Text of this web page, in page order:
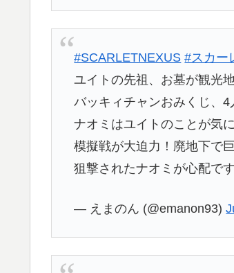
#SCARLETNEXUS #スカー
ユイトの先祖、お墓が観光
バッキィチャンおみくじ、4
ナオミはユイトのことが気
模擬戦が大迫力！廃地下で
狙撃されたナオミが心配で
— えまのん (@emanon93)